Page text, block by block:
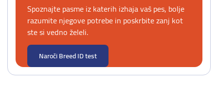
Spoznajte pasme iz katerih izhaja vaš pes, bolje
razumite njegove potrebe in poskrbite zanj kot
ste si vedno želeli.
Naroči Breed ID test